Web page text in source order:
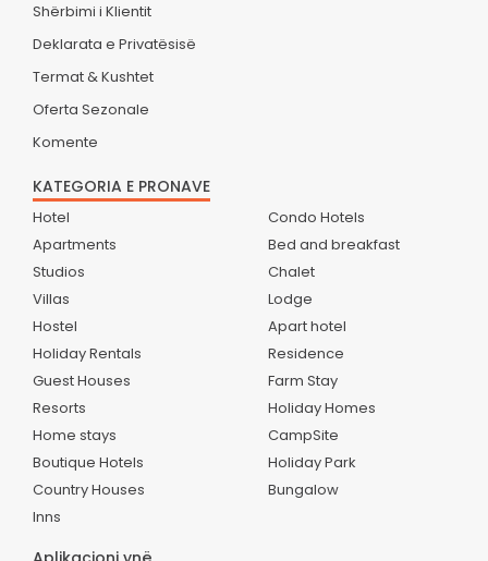
Shërbimi i Klientit
Deklarata e Privatësisë
Termat & Kushtet
Oferta Sezonale
Komente
KATEGORIA E PRONAVE
Hotel
Apartments
Studios
Villas
Hostel
Holiday Rentals
Guest Houses
Resorts
Home stays
Boutique Hotels
Country Houses
Inns
Condo Hotels
Bed and breakfast
Chalet
Lodge
Apart hotel
Residence
Farm Stay
Holiday Homes
CampSite
Holiday Park
Bungalow